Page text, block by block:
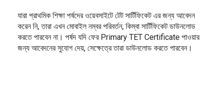
যারা প্রাথমিক শিক্ষা পর্ষদের ওয়েবসাইটে টেট সার্টিফিকেট এর জন্য আবেদন
করেন নি, তারা এখন মোবাইল নম্বর পরিবর্তন, কিম্বা সার্টিফিকেট ডাউনলোড
করতে পারবেন না। পর্ষদ যদি ফের Primary TET Certificate পাওয়ার
জন্য আবেদনের সুযোগ দেয়, সেক্ষেত্রে তারা ডাউনলোড করতে পারবেন।